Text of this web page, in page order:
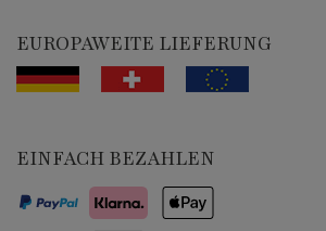
EUROPAWEITE LIEFERUNG
EINFACH BEZAHLEN